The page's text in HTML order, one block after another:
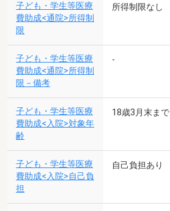
子ども・学生等医療
費助成<通院>所得制
限
所得制限なし
子ども・学生等医療
費助成<通院>所得制
限－備考
-
子ども・学生等医療
費助成<入院>対象年
齢
18歳3月末まで
子ども・学生等医療
費助成<入院>自己負
担
自己負担あり